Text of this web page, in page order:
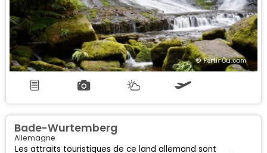
Bade-Wurtemberg
Allemagne
Les attraits touristiques de ce land allemand sont